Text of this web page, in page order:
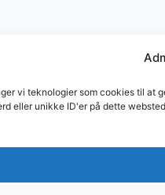
vi teknologier som cookies til
eller unikke ID'er på dette